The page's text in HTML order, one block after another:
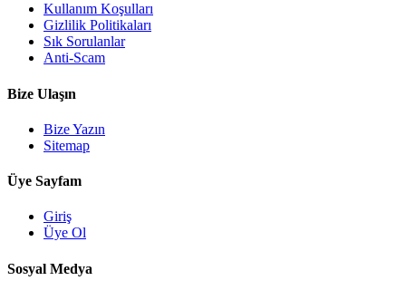
Kullanım Koşulları
Gizlilik Politikaları
Sık Sorulanlar
Anti-Scam
Bize Ulaşın
Bize Yazın
Sitemap
Üye Sayfam
Giriş
Üye Ol
Sosyal Medya